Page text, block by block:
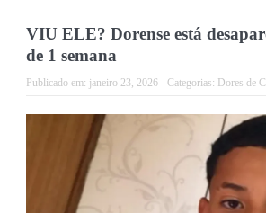
VIU ELE? Dorense está
de 1 semana
Publicado em: janeiro 23, 2026 Categorias: Dores de